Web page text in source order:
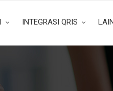
INTEGRASI QRIS